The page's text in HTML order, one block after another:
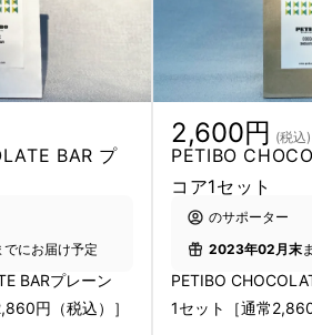
」を叶えます。
糖質お菓子 Hymy（ヒュミュ）
ん。約5年前に体調の変化が
しづくりを始めました。体に
に、しっかり甘い低糖質のお
す。
は“食べたい時に食べても罪
”を実現すべく、立ちあがり
BAR プ
でにお届け予定
BARプレーン
円（税込）］
2,600円 (税込)
PETIBO
コア1セット
のサポーター
2023年02月末
PETIBO
1セット［通常